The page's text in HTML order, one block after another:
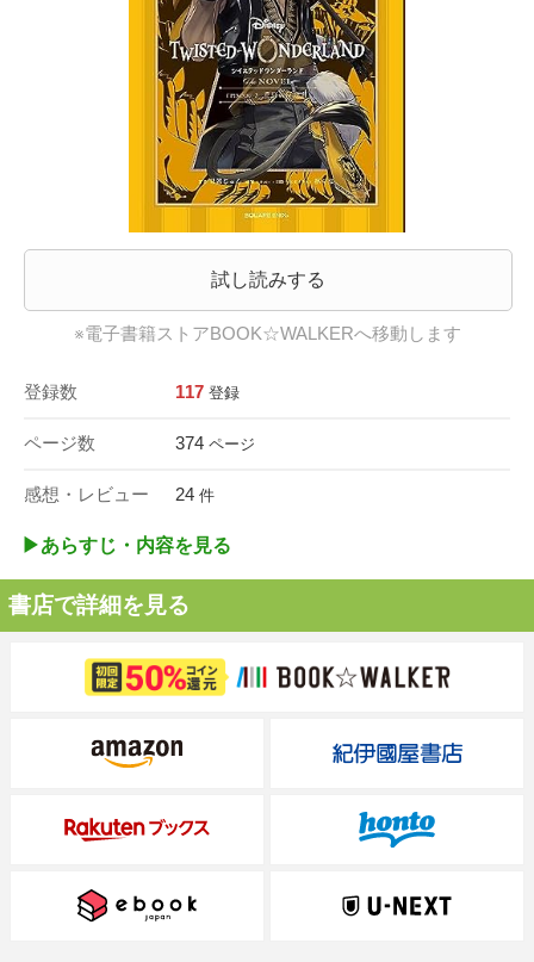
試し読みする
※電子書籍ストアBOOK☆WALKERへ移動します
登録数 117 登録
ページ数 374 ページ
感想・レビュー 24 件
▶︎あらすじ・内容を見る
書店で詳細を見る